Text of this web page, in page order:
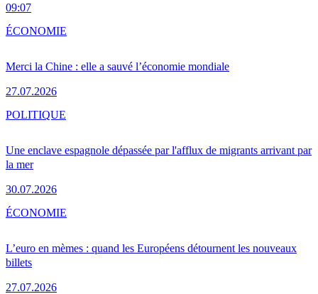
09:07
Merci la Chine : elle a sauvé l’économie mondiale
27.07.2026
ÉCONOMIE
Une enclave espagnole dépassée par l'afflux de migrants arrivant par
la mer
30.07.2026
POLITIQUE
L’euro en mèmes : quand les Européens détournent les nouveaux
billets
27.07.2026
ÉCONOMIE